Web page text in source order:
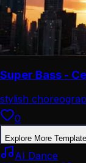
Super Bass -
stylish
performance
0
Explore More
AI Dance